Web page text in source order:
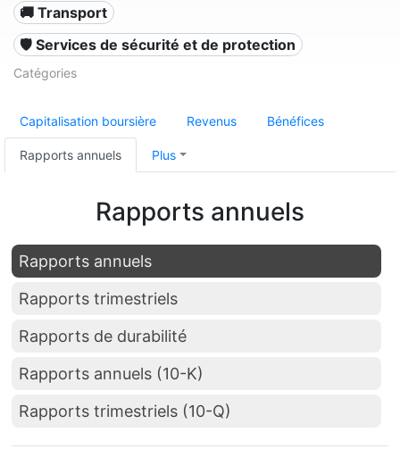
🚚 Transport
🛡️ Services de sécurité et de protection
Catégories
Capitalisation boursière Revenus Bénéfices
Rapports annuels Plus
Rapports annuels
Rapports annuels
Rapports trimestriels
Rapports de durabilité
Rapports annuels (10-K)
Rapports trimestriels (10-Q)